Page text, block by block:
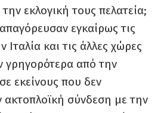
εκλογική τους πελατεία;
εγκαίρως τις
Ιταλία και τις άλλες χώρες
γρηγορότερα από την
εκείνους που δεν
σύνδεση με την